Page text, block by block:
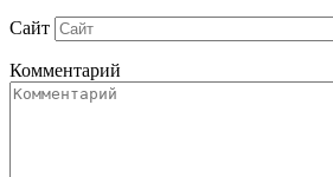
Сайт
Комментарий